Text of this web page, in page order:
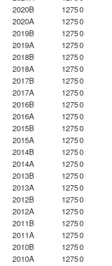
2020B
12750
2020A
12750
2019B
12750
2019A
12750
2018B
12750
2018A
12750
2017B
12750
2017A
12750
2016B
12750
2016A
12750
2015B
12750
2015A
12750
2014B
12750
2014A
12750
2013B
12750
2013A
12750
2012B
12750
2012A
12750
2011B
12750
2011A
12750
2010B
12750
2010A
12750